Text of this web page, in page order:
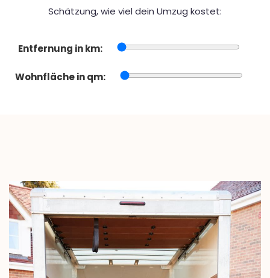
Schätzung, wie viel dein Umzug kostet:
Entfernung in km:
Wohnfläche in qm: